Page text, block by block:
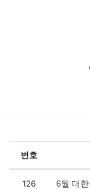
번호
126
6월 대